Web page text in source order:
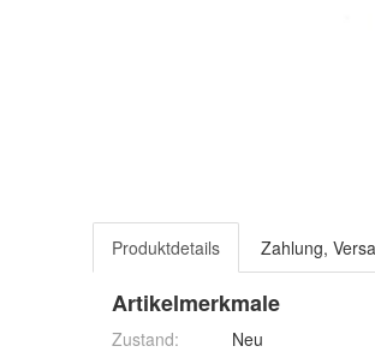
Produktdetails Zahlung,
Artikelmerkmale
Zustand: Neu